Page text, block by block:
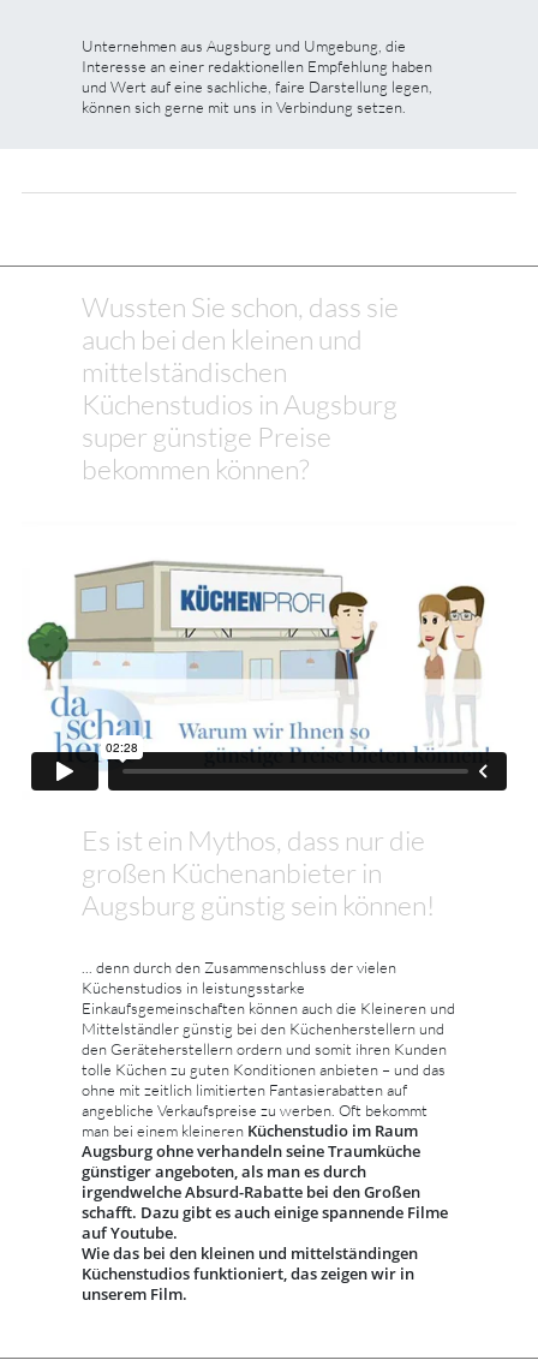
Unternehmen aus Augsburg und Umgebung, die
Interesse an einer redaktionellen Empfehlung haben
und Wert auf eine sachliche, faire Darstellung legen,
können sich gerne mit uns in Verbindung setzen.
Wussten Sie schon, dass sie
auch bei den kleinen und
mittelständischen
Küchenstudios in Augsburg
super günstige Preise
bekommen können?
Es ist ein Mythos, dass nur die
großen Küchenanbieter in
Augsburg günstig sein können!
... denn durch den Zusammenschluss der vielen
Küchenstudios in leistungsstarke
Einkaufsgemeinschaften können auch die Kleineren und
Mittelständler günstig bei den Küchenherstellern und
den Geräteherstellern ordern und somit ihren Kunden
tolle Küchen zu guten Konditionen anbieten – und das
ohne mit zeitlich limitierten Fantasierabatten auf
angebliche Verkaufspreise zu werben. Oft bekommt
man bei einem kleineren Küchenstudio im Raum
Augsburg ohne verhandeln seine Traumküche
günstiger angeboten, als man es durch
irgendwelche Absurd-Rabatte bei den Großen
schafft. Dazu gibt es auch einige spannende Filme
auf Youtube.
Wie das bei den kleinen und mittelständingen
Küchenstudios funktioniert, das zeigen wir in
unserem Film.